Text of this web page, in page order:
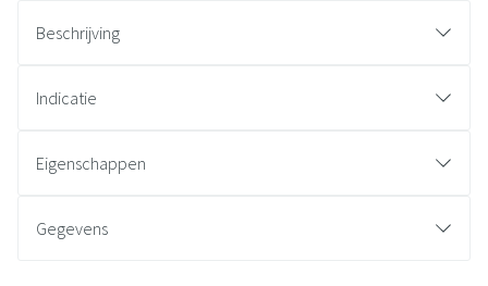
Beschrijving
Indicatie
Eigenschappen
Gegevens